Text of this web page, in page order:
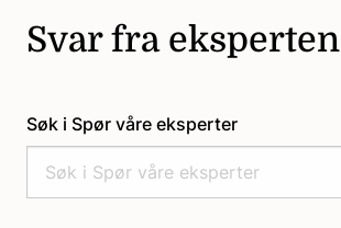
Svar fra
Søk i Spør våre eksperter